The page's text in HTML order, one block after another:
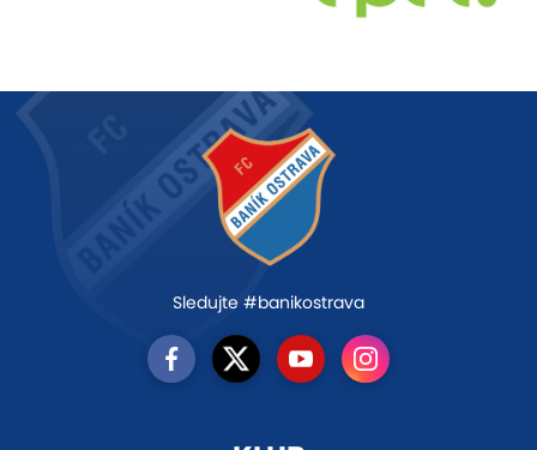
Sledujte #banikostrava